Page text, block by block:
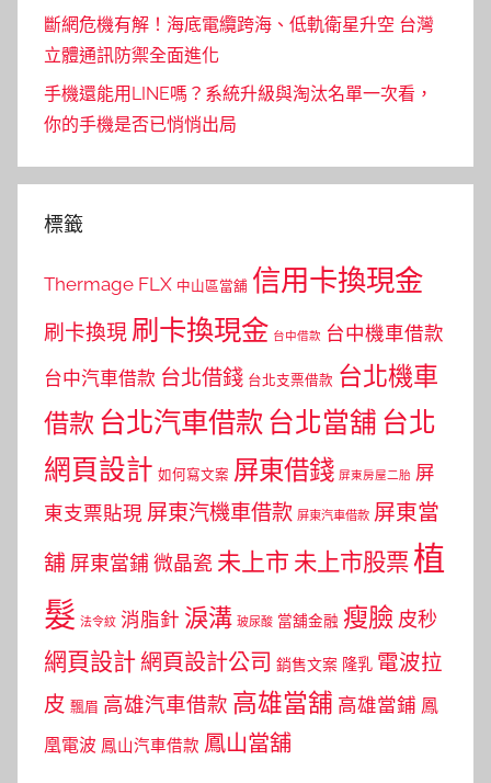
斷網危機有解！海底電纜跨海、低軌衛星升空 台灣
立體通訊防禦全面進化
手機還能用LINE嗎？系統升級與淘汰名單一次看，
你的手機是否已悄悄出局
標籤
Thermage FLX 中山區當舖 信用卡換現金
刷卡換現 刷卡換現金 台中借款 台中機車借款
台中汽車借款 台北借錢 台北支票借款 台北機車
借款 台北汽車借款 台北當舖 台北
網頁設計 如何寫文案 屏東借錢 屏東房屋二胎 屏
東支票貼現 屏東汽機車借款 屏東汽車借款 屏東當
舖 屏東當鋪 微晶瓷 未上市 未上市股票植
髮 法令紋 消脂針 淚溝 玻尿酸 當舖金融 瘦臉 皮秒
網頁設計 網頁設計公司 銷售文案 隆乳 電波拉
皮 飄眉 高雄汽車借款 高雄當舖 高雄當鋪 鳳
凰電波 鳳山汽車借款 鳳山當舖